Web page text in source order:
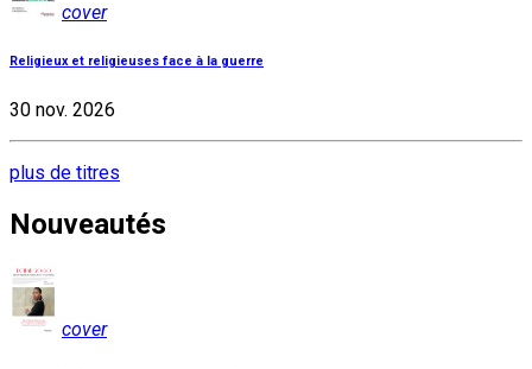
cover
Religieux et religieuses face à la guerre
30 nov. 2026
plus de titres
Nouveautés
cover